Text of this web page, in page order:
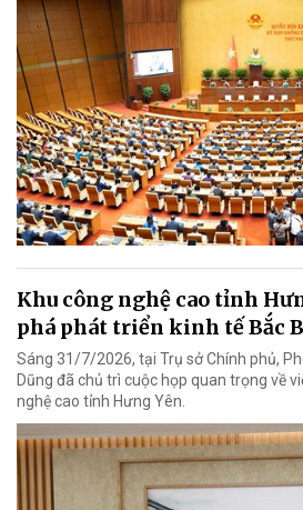
Khu công nghệ cao tỉnh
phá phát triển kinh tế Bắc
Sáng 31/7/2026, tại Trụ sở Chính phủ,
Dũng đã chủ trì cuộc họp quan trọng về
nghệ cao tỉnh Hưng Yên.